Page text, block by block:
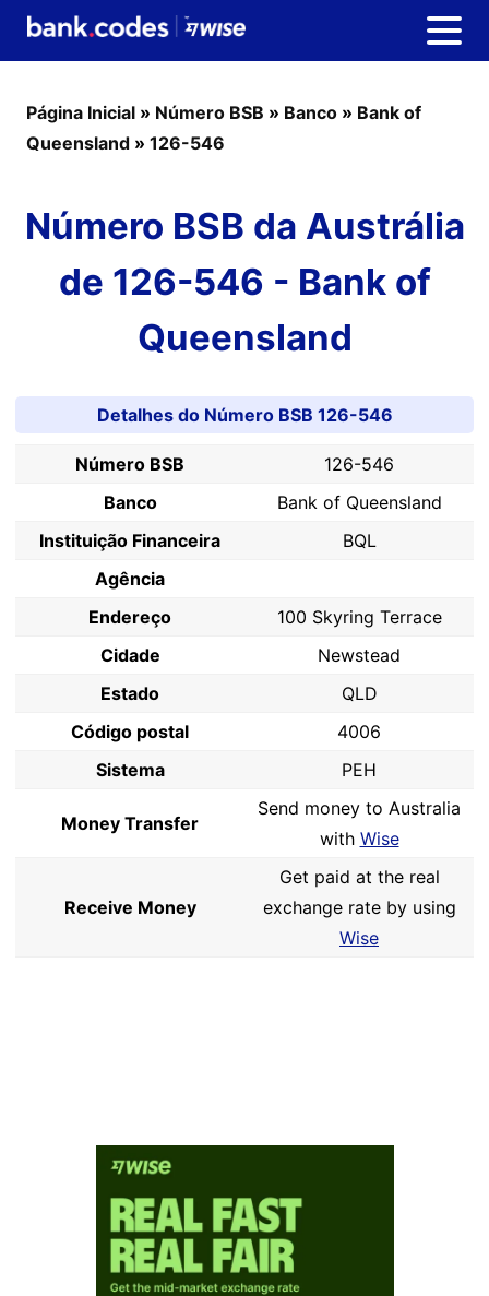
Página Inicial » Número BSB » Banco » Bank of
Queensland » 126-546
Número BSB da Austrália
de 126-546 - Bank of
Queensland
Detalhes do Número BSB 126-546
Número BSB
126-546
Banco
Bank of Queensland
Instituição Financeira
BQL
Agência
Endereço
100 Skyring Terrace
Cidade
Newstead
Estado
QLD
Código postal
4006
Sistema
PEH
Money Transfer
Send money to Australia
with Wise
Receive Money
Get paid at the real
exchange rate by using
Wise